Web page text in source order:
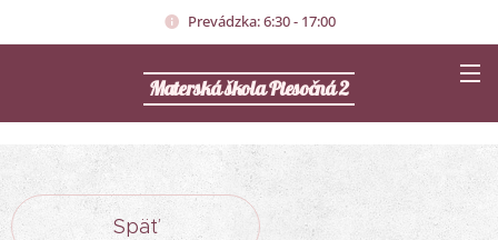
Prevádzka: 6:30 - 17:00
Materská škola Piesočná 2
Späť